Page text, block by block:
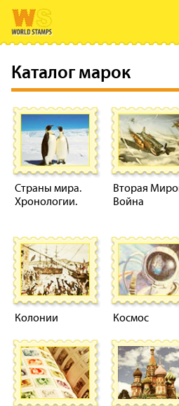
Каталог марок
Страны мира.
Хронологии.
Вторая
Война
Колонии Космос